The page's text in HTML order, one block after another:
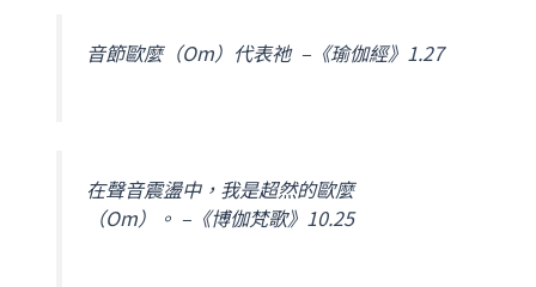
音節歐麼（Om）代表祂 –《瑜伽經》1.27
在聲音震盪中，我是超然的歐麼
（Om）。 –《博伽梵歌》10.25